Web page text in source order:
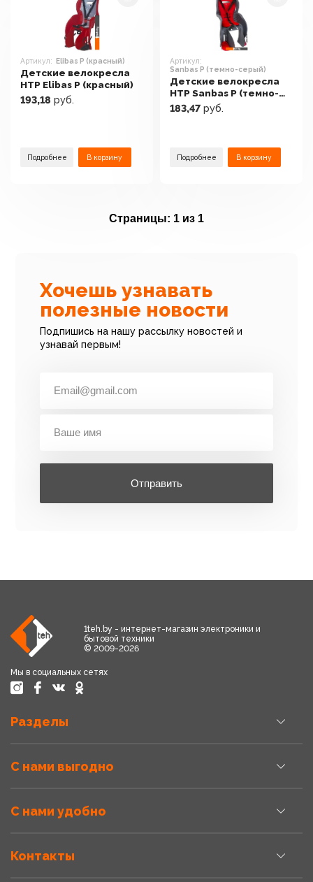
Артикул: Elibas P (красный)
Детские велокресла
HTP Elibas P (красный)
193,18 руб.
Подробнее В корзину
Артикул:
Sanbas P (темно-серый)
Детские велокресла
HTP Sanbas P (темно-
серый)
183,47 руб.
Подробнее В корзину
Страницы: 1 из 1
Хочешь узнавать
полезные новости
Подпишись на нашу рассылку новостей и
узнавай первым!
Отправить
1teh.by - интернет-магазин электроники и
бытовой техники
© 2009-2026
Мы в социальных сетях
Разделы
С нами выгодно
С нами удобно
Контакты